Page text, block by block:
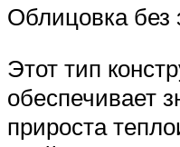
Облицовка без
Этот тип
обеспечивает
прироста